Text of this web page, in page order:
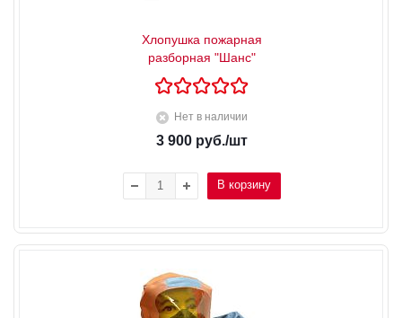
Хлопушка пожарная
разборная "Шанс"
Нет в наличии
3 900руб./шт
В корзину